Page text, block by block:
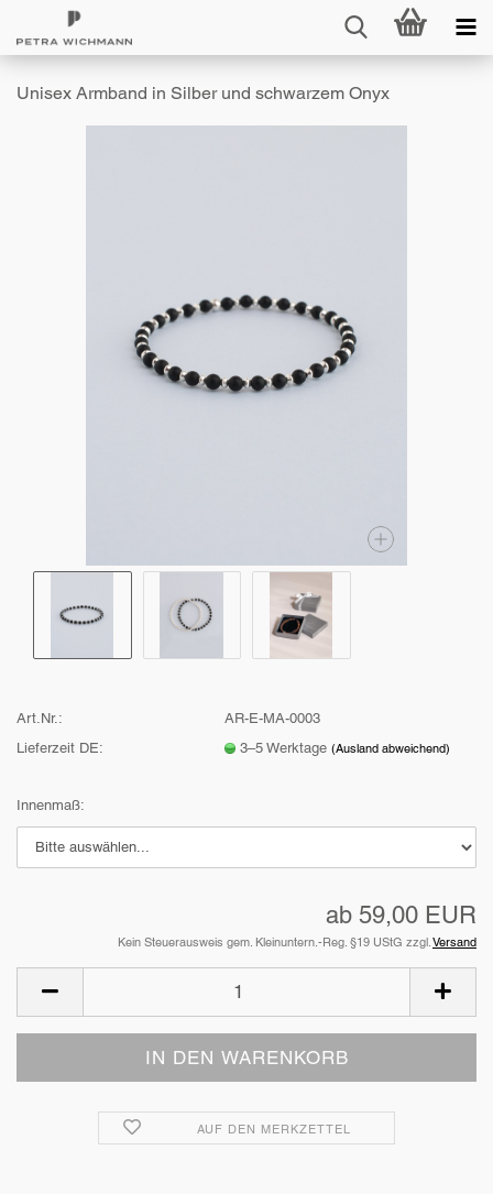
Unisex Armband in Silber und schwarzem Onyx
Art.Nr.:
AR-E-MA-0003
Lieferzeit DE:
3–5 Werktage(Ausland abweichend)
Innenmaß:
ab 59,00 EUR
Kein Steuerausweis gem. Kleinuntern.-Reg. §19 UStG zzgl.Versand
AUF DEN MERKZETTEL